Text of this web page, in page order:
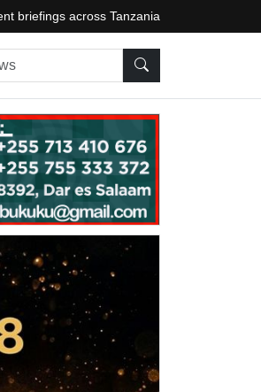
briefings across Tanzania